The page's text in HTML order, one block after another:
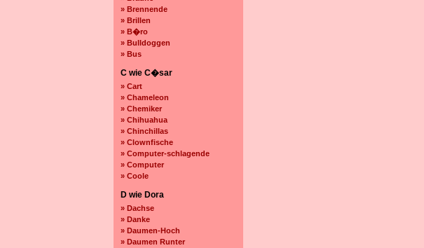
» Brennende
» Brillen
» B�ro
» Bulldoggen
» Bus
C wie C�sar
» Cart
» Chameleon
» Chemiker
» Chihuahua
» Chinchillas
» Clownfische
» Computer-schlagende
» Computer
» Coole
D wie Dora
» Dachse
» Danke
» Daumen-Hoch
» Daumen Runter